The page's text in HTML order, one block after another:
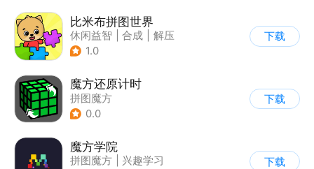
比米布拼图世界
休闲益智 合成
解压
| 学习教育
1.0
下载
魔方还原计时
拼图魔方
0.0
下载
魔方学院
拼图魔方
兴趣学习
下载